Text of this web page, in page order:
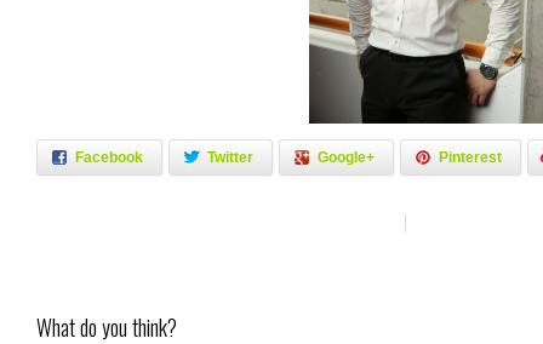
Facebook Twitter Google+ Pinterest
What do you think?